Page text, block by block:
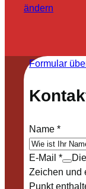
ändern
Formular
Name*
E-Mail *
Zeichen und
Punkt